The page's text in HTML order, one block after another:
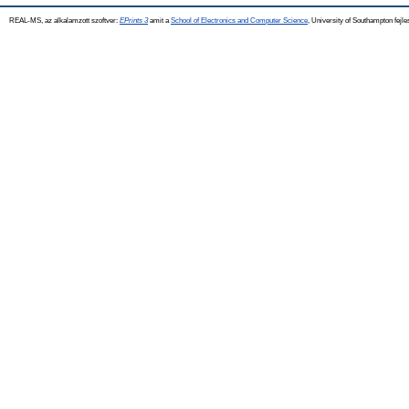
REAL-MS, az alkalamzott szoftver: EPrints 3amit a School of Electronics and Computer Science , University of Southampton